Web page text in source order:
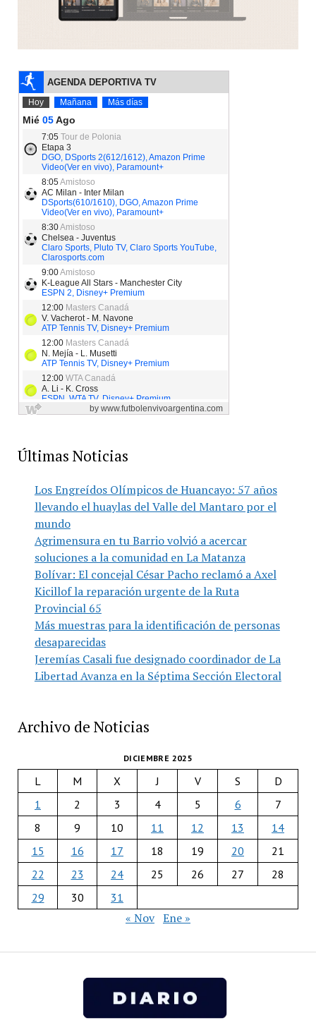
Últimas Noticias
Los Engreídos Olímpicos de Huancayo: 57 años
llevando el huaylas del Valle del Mantaro por el
mundo
Agrimensura en tu Barrio volvió a acercar
soluciones a la comunidad en La Matanza
Bolívar: El concejal César Pacho reclamó a Axel
Kicillof la reparación urgente de la Ruta
Provincial 65
Más muestras para la identificación de personas
desaparecidas
Jeremías Casali fue designado coordinador de La
Libertad Avanza en la Séptima Sección Electoral
Archivo de Noticias
DICIEMBRE 2025
L M X J V S
D
1
2 3 4 5 6
7
8
9 10 11 12 13
14
15
16 17 18 19 20
21
22
23 24 25 26 27
28
29
30 31
« Nov Ene »